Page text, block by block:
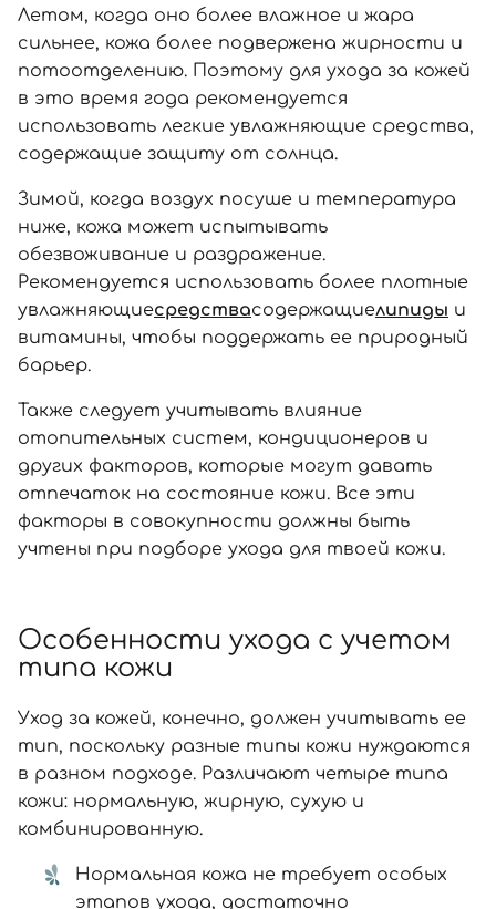
Летом, когда оно более влажное и жара
сильнее, кожа более подвержена жирности и
потоотделению. Поэтому для ухода за кожей
в это время года рекомендуется
использовать легкие увлажняющие средства,
содержащие защиту от солнца.
Зимой, когда воздух посуше и температура
ниже, кожа может испытывать
обезвоживание и раздражение.
Рекомендуется использовать более плотные
увлажняющиесредствасодержащиелипиды и
витамины, чтобы поддержать ее природный
барьер.
Также следует учитывать влияние
отопительных систем, кондиционеров и
других факторов, которые могут давать
отпечаток на состояние кожи. Все эти
факторы в совокупности должны быть
учтены при подборе ухода для твоей кожи.
Особенности ухода с учетом
типа кожи
Уход за кожей, конечно, должен учитывать ее
тип, поскольку разные типы кожи нуждаются
в разном подходе. Различают четыре типа
кожи: нормальную, жирную, сухую и
комбинированную.
Нормальная кожа не требует особых
этапов ухода, достаточно